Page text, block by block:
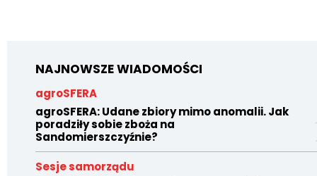
NAJNOWSZE WIADOMOŚCI
agroSFERA
agroSFERA: Udane zbiory mimo anomalii. Jak
poradziły sobie zboża na
Sandomierszczyźnie?
Sesje samorządu